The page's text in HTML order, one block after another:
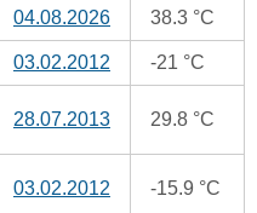
04.08.2026 38.3 °C
03.02.2012 -21 °C
28.07.2013 29.8 °C
03.02.2012 -15.9 °C